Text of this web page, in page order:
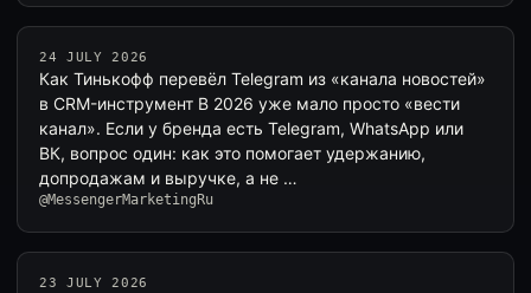
24 JULY 2026
Как Тинькофф перевёл Telegram из «канала новостей»
в CRM-инструмент В 2026 уже мало просто «вести
канал». Если у бренда есть Telegram, WhatsApp или
ВК, вопрос один: как это помогает удержанию,
допродажам и выручке, а не …
@MessengerMarketingRu
23 JULY 2026